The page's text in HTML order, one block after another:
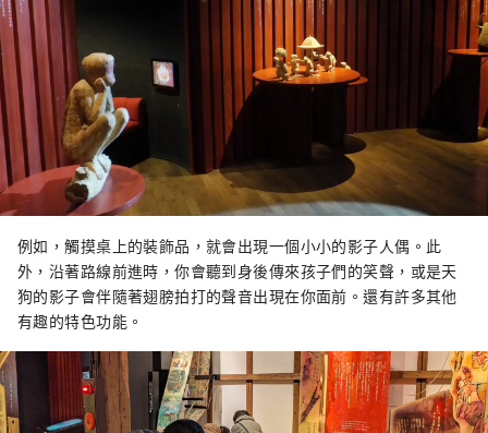
例如，觸摸桌上的裝飾品，就會出現一個小小的影子人偶。此
外，沿著路線前進時，你會聽到身後傳來孩子們的笑聲，或是天
狗的影子會伴隨著翅膀拍打的聲音出現在你面前。還有許多其他
有趣的特色功能。